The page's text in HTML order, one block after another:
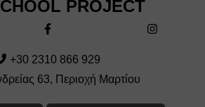
PROJECT
+30 2310 866 929
63, Περιοχή Μαρτίου